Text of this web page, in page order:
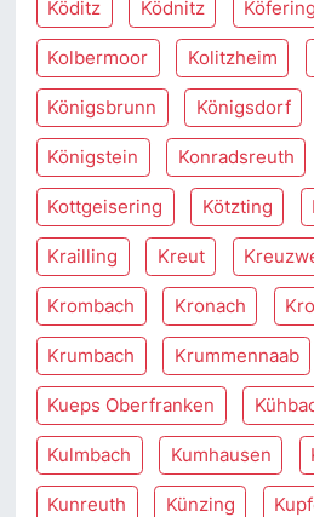
Köditz Ködnitz Köfering
Kolbermoor Kolitzheim
Königsbrunn Königsdorf
Königstein Konradsreuth
Kottgeisering Kötzting
Krailling Kreut
Krombach Kronach
Krumbach Krummennaab
Kueps Oberfranken
Kulmbach Kumhausen
Kunreuth Künzing